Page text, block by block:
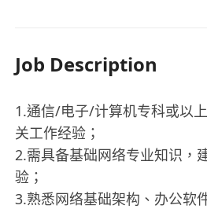
Job Description
1.通信/电子/计算机专科或以
关工作经验；
2.需具备基础网络专业知识，
验；
3.熟悉网络基础架构、办公软